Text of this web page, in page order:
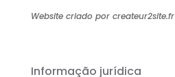
Website criado por createur2site.fr
Informação jurídica